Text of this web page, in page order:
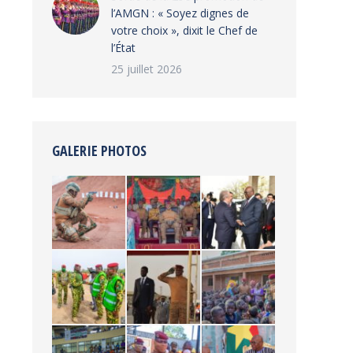
l’AMGN : « Soyez dignes de
votre choix », dixit le Chef de
l’État
25 juillet 2026
GALERIE PHOTOS